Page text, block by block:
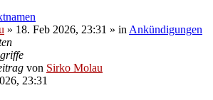
» 18. Feb 2026, 23:31 » in Ankündigungen
von Sirko Molau
23:31